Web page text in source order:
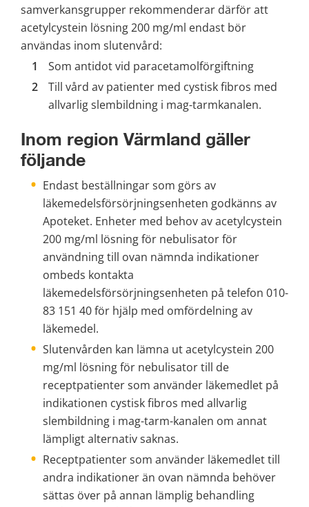
samverkansgrupper rekommenderar därför att
acetylcystein lösning 200 mg/ml endast bör
användas inom slutenvård:
Som antidot vid paracetamolförgiftning
Till vård av patienter med cystisk fibros med
allvarlig slembildning i mag-tarmkanalen.
Inom region Värmland gäller
följande
Endast beställningar som görs av
läkemedelsförsörjningsenheten godkänns av
Apoteket. Enheter med behov av acetylcystein
200 mg/ml lösning för nebulisator för
användning till ovan nämnda indikationer
ombeds kontakta
läkemedelsförsörjningsenheten på telefon 010-
83 151 40 för hjälp med omfördelning av
läkemedel.
Slutenvården kan lämna ut acetylcystein 200
mg/ml lösning för nebulisator till de
receptpatienter som använder läkemedlet på
indikationen cystisk fibros med allvarlig
slembildning i mag-tarm-kanalen om annat
lämpligt alternativ saknas.
Receptpatienter som använder läkemedlet till
andra indikationer än ovan nämnda behöver
sättas över på annan lämplig behandling